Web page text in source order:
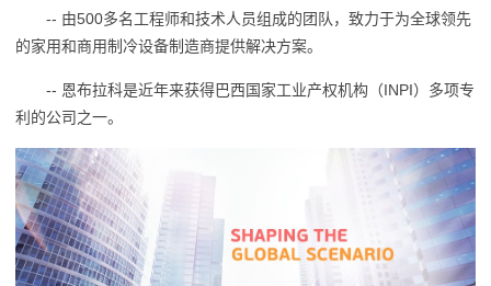
-- 由500多名工程师和技术人员组成的团队，致力于为全球领先
的家用和商用制冷设备制造商提供解决方案。
-- 恩布拉科是近年来获得巴西国家工业产权机构（INPI）多项专
利的公司之一。